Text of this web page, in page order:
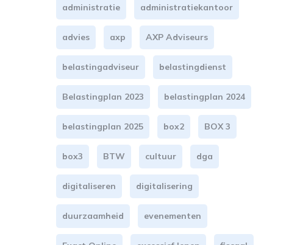
administratie administratiekantoor
advies axp AXP Adviseurs
belastingadviseur belastingdienst
Belastingplan 2023 belastingplan 2024
belastingplan 2025 box2 BOX 3
box3 BTW cultuur dga
digitaliseren digitalisering
duurzaamheid evenementen